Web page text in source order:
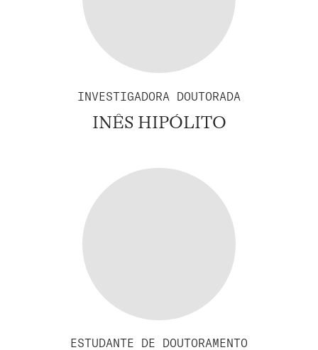
INVESTIGADORA DOUTORADA
INÊS HIPÓLITO
ESTUDANTE DE DOUTORAMENTO